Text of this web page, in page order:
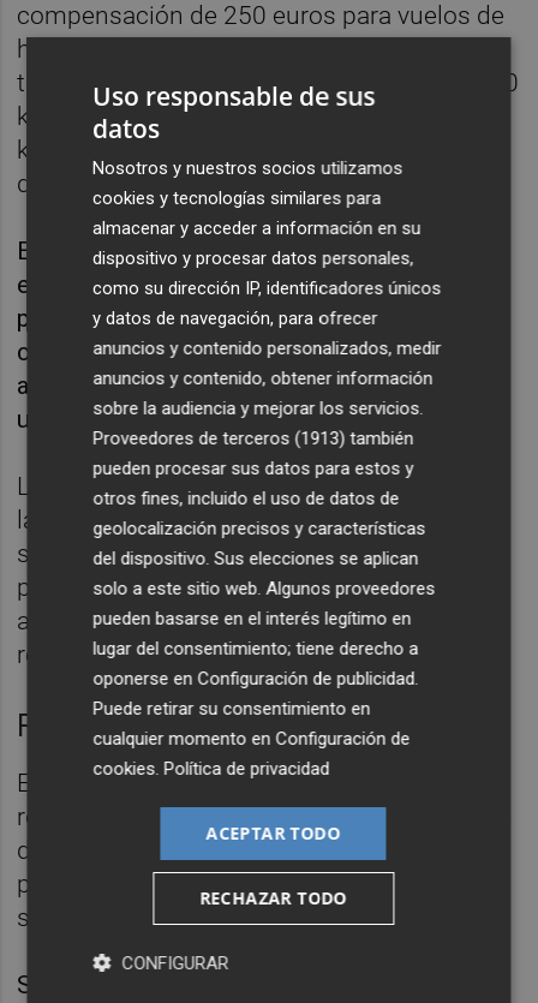
compensación de 250 euros para vuelos de
hasta 1.500 kilómetros; de 400 euros para
todos los intracomunitarios de más de 1.500
kilómetros y para los de entre 1.500 y 3.500
kilómetros, y de 600 euros para todos los
demás.
En caso de huelgas, la compañía queda
exenta de pagar indemnización si puede
probar que ha informado al pasajero de la
cancelación con al menos dos semanas de
adelanto o si avisó siete días antes y ofreció
un transporte alternativo.
Las reclamaciones deben presentarse ante
la aerolínea pero si el viajero entiende que
sus derechos no se han visto atendidos
puede interponer una nueva reclamación
ante la AESA y tiene también la opción de
recurrir a la vía judicial.
Retrasos en trenes y autobuses
En caso de viajar en tren, si la salida se
retrasa más de 60 minutos, el pasajero tiene
derecho a una compensación del 25 % del
precio del billete, que sube al 50 % cuando
se acumula una demora de dos horas.
Si se viaja en autobús y el retraso es de más
Uso responsable de sus
datos
Nosotros y nuestros socios utilizamos
cookies y tecnologías similares para
almacenar y acceder a información en su
dispositivo y procesar datos personales,
como su dirección IP, identificadores únicos
y datos de navegación, para ofrecer
anuncios y contenido personalizados, medir
anuncios y contenido, obtener información
sobre la audiencia y mejorar los servicios.
Proveedores de terceros (1913) también
pueden procesar sus datos para estos y
otros fines, incluido el uso de datos de
geolocalización precisos y características
del dispositivo. Sus elecciones se aplican
solo a este sitio web. Algunos proveedores
pueden basarse en el interés legítimo en
lugar del consentimiento; tiene derecho a
oponerse enConfiguración de publicidad
Puede retirar su consentimiento en
cualquier momento enConfiguración de
cookies .Política de privacidad
ACEPTAR TODO
RECHAZAR TODO
CONFIGURAR